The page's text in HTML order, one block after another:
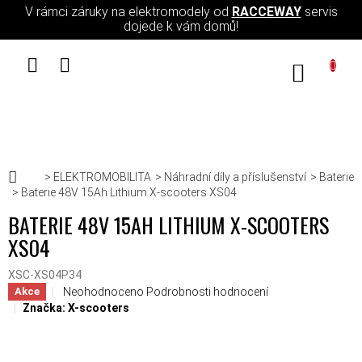
Přejít na obsah
V rámci záruky na elektromodely od RACCEWAYservis
dojede k vám domů!
Domů
ELEKTROMOBILITA Náhradní díly a příslušenství
Baterie
Baterie 48V 15Ah Lithium X-scooters XS04
BATERIE 48V 15AH LITHIUM X-SCOOTERS
XS04
XSC-XS04P34
Akce Průměrné hodnocení produktu je 0,0 z 5 hvězdiček.
Neohodnoceno Podrobnosti hodnocení
Značka: X-scooters